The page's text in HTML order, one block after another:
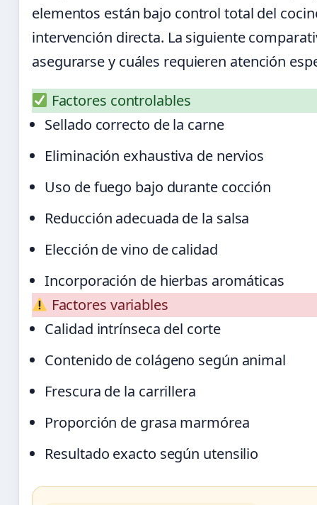
elementos están bajo control total del
intervención directa. La siguiente
asegurarse y cuáles requieren atención
Factores controlables
Sellado correcto de la carne
Eliminación exhaustiva de nervios
Uso de fuego bajo durante cocción
Reducción adecuada de la salsa
Elección de vino de calidad
Incorporación de hierbas aromáticas
Factores variables
Calidad intrínseca del corte
Contenido de colágeno según animal
Frescura de la carrillera
Proporción de grasa marmórea
Resultado exacto según utensilio